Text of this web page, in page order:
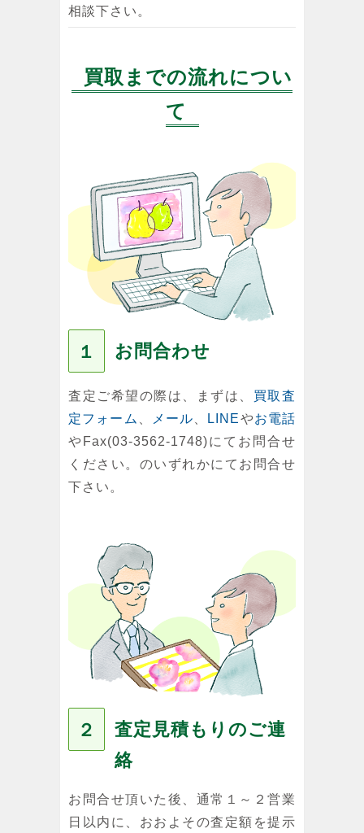
相談下さい。
買取までの流れについ
て
１ お問合わせ
査定ご希望の際は、まずは、 買取査
定フォーム
メール LINEやお電話
やFax(03-3562-1748)にてお問合せ
ください。のいずれかにてお問合せ
下さい。
２
査定見積もりのご連
絡
お問合せ頂いた後、通常１～２営業
日以内に、おおよその査定額を提示